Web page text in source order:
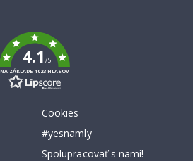
4.1/5
NA ZÁKLADE 1023 HLASOV
Cookies
#yesnamly
Spolupracovať s nami!